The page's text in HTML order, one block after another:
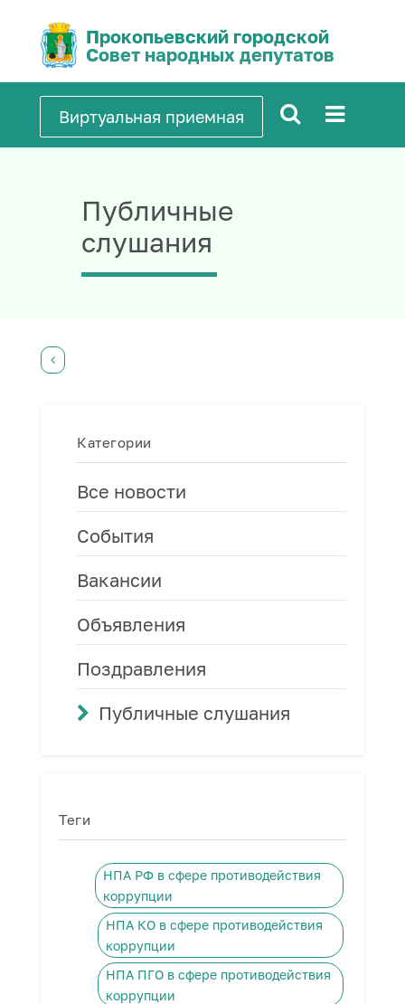
Прокопьевский городской
Совет народных депутатов
Виртуальная приемная
Публичные
слушания
Категории
Все новости
События
Вакансии
Объявления
Поздравления
Публичные слушания
Теги
НПА РФ в сфере противодействия
коррупции
НПА КО в сфере противодействия
коррупции
НПА ПГО в сфере противодействия
коррупции